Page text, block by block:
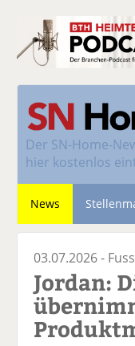
Der SN-Home-
hier kostenlos
News
03.07.2026 -
Jordan: